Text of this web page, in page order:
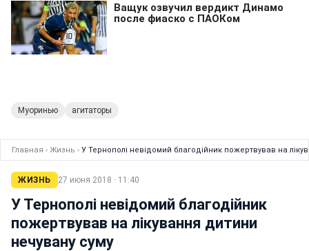
Муоринью агитаторы
Главная › Жизнь › У Тернополі невідомий благодійник пожертвував на
ЖИЗНЬ 27 июня 2018 · 11:40
У Тернополі невідомий благодійник
пожертвував на лікування дитини
нечувану суму